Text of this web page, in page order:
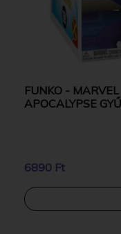
FUNKO -
APOCALYPSE
6890 Ft